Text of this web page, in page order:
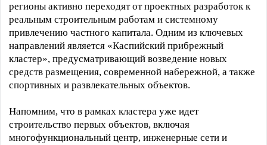
регионы активно переходят от проектных разработок к
реальным строительным работам и системному
привлечению частного капитала. Одним из ключевых
направлений является «Каспийский прибрежный
кластер», предусматривающий возведение новых
средств размещения, современной набережной, а также
спортивных и развлекательных объектов.
Напомним, что в рамках кластера уже идет
строительство первых объектов, включая
многофункциональный центр, инженерные сети и